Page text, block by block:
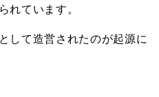
れています。
して造営されたのが起源に